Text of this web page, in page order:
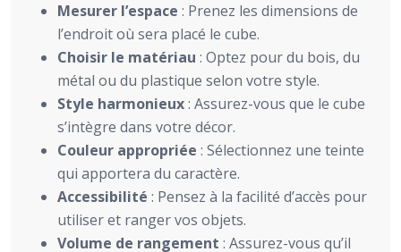
Mesurer l’espace : Prenez les dimensions de
l’endroit où sera placé le cube.
Choisir le matériau : Optez pour du bois, du
métal ou du plastique selon votre style.
Style harmonieux: Assurez-vous que le cube
s’intègre dans votre décor.
Couleur appropriée : Sélectionnez une teinte
qui apportera du caractère.
Accessibilité : Pensez à la facilité d’accès pour
utiliser et ranger vos objets.
Volume de rangement : Assurez-vous qu’il